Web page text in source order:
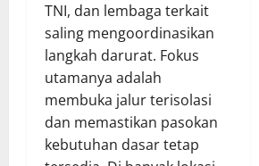
TNI, dan lembaga terkait
saling mengoordinasikan
langkah darurat. Fokus
utamanya adalah
membuka jalur terisolasi
dan memastikan pasokan
kebutuhan dasar tetap